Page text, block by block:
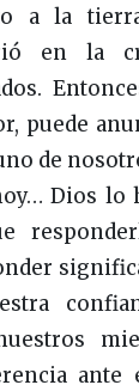
a la
en la
puede
de
Dios lo
ante